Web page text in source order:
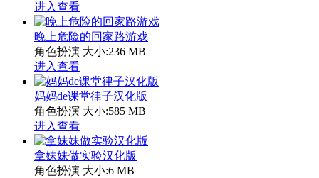
进入查看
晚上危险的回家路游戏
角色扮演 大小:236 MB
进入查看
妈妈de课堂律子汉化版
角色扮演 大小:585 MB
进入查看
拿妹妹做实验汉化版
角色扮演 大小:6 MB